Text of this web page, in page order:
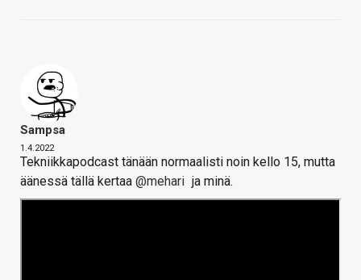
Sampsa
1.4.2022
Tekniikkapodcast tänään normaalisti noin kello 15, mutta
äänessä tällä kertaa @mehari ja minä.